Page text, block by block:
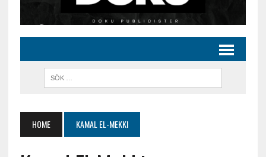
HOME KAMAL EL-MEKKI